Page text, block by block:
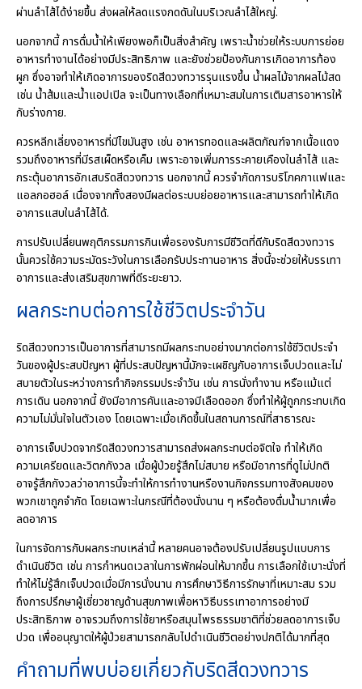
ผ่านลำไส้ได้ง่ายขึ้น ส่งผลให้ลดแรงกดดันในบริเวณลำไส้ใหญ่.
นอกจากนี้ การดื่มน้ำให้เพียงพอก็เป็นสิ่งสำคัญ เพราะน้ำช่วยให้ระบบการย่อย
อาหารทำงานได้อย่างมีประสิทธิภาพ และยังช่วยป้องกันการเกิดอาการท้อง
ผูก ซึ่งอาจทำให้เกิดอาการของริดสีดวงทวารรุนแรงขึ้น น้ำผลไม้จากผลไม้สด
เช่น น้ำส้มและน้ำแอปเปิล จะเป็นทางเลือกที่เหมาะสมในการเติมสารอาหารให้
กับร่างกาย.
ควรหลีกเลี่ยงอาหารที่มีไขมันสูง เช่น อาหารทอดและผลิตภัณฑ์จากเนื้อแดง
รวมถึงอาหารที่มีรสเผ็ดหรือเค็ม เพราะอาจเพิ่มการระคายเคืองในลำไส้ และ
กระตุ้นอาการอักเสบริดสีดวงทวาร นอกจากนี้ ควรจำกัดการบริโภคกาแฟและ
แอลกอฮอล์ เนื่องจากทั้งสองมีผลต่อระบบย่อยอาหารและสามารถทำให้เกิด
อาการแสบในลำไส้ได้.
การปรับเปลี่ยนพฤติกรรมการกินเพื่อรองรับการมีชีวิตที่ดีกับริดสีดวงทวาร
นั้นควรใช้ความระมัดระวังในการเลือกรับประทานอาหาร สิ่งนี้จะช่วยให้บรรเทา
อาการและส่งเสริมสุขภาพที่ดีระยะยาว.
ผลกระทบต่อการใช้ชีวิตประจำวัน
ริดสีดวงทวารเป็นอาการที่สามารถมีผลกระทบอย่างมากต่อการใช้ชีวิตประจำ
วันของผู้ประสบปัญหา ผู้ที่ประสบปัญหานี้มักจะเผชิญกับอาการเจ็บปวดและไม่
สบายตัวในระหว่างการทำกิจกรรมประจำวัน เช่น การนั่งทำงาน หรือแม้แต่
การเดิน นอกจากนี้ ยังมีอาการคันและอาจมีเลือดออก ซึ่งทำให้ผู้ถูกกระทบเกิด
ความไม่มั่นใจในตัวเอง โดยเฉพาะเมื่อเกิดขึ้นในสถานการณ์ที่สาธารณะ
อาการเจ็บปวดจากริดสีดวงทวารสามารถส่งผลกระทบต่อจิตใจ ทำให้เกิด
ความเครียดและวิตกกังวล เมื่อผู้ป่วยรู้สึกไม่สบาย หรือมีอาการที่ดูไม่ปกติ
อาจรู้สึกกังวลว่าอาการนี้จะทำให้การทำงานหรืองานกิจกรรมทางสังคมของ
พวกเขาถูกจำกัด โดยเฉพาะในกรณีที่ต้องนั่งนาน ๆ หรือต้องดื่มน้ำมากเพื่อ
ลดอาการ
ในการจัดการกับผลกระทบเหล่านี้ หลายคนอาจต้องปรับเปลี่ยนรูปแบบการ
ดำเนินชีวิต เช่น การกำหนดเวลาในการพักผ่อนให้มากขึ้น การเลือกใช้เบาะนั่งที่
ทำให้ไม่รู้สึกเจ็บปวดเมื่อมีการนั่งนาน การศึกษาวิธีการรักษาที่เหมาะสม รวม
ถึงการปรึกษาผู้เชี่ยวชาญด้านสุขภาพเพื่อหาวิธีบรรเทาอาการอย่างมี
ประสิทธิภาพ อาจรวมถึงการใช้ยาหรือสมุนไพรธรรมชาติที่ช่วยลดอาการเจ็บ
ปวด เพื่ออนุญาตให้ผู้ป่วยสามารถกลับไปดำเนินชีวิตอย่างปกติได้มากที่สุด
คำถามที่พบบ่อยเกี่ยวกับริดสีดวงทวาร